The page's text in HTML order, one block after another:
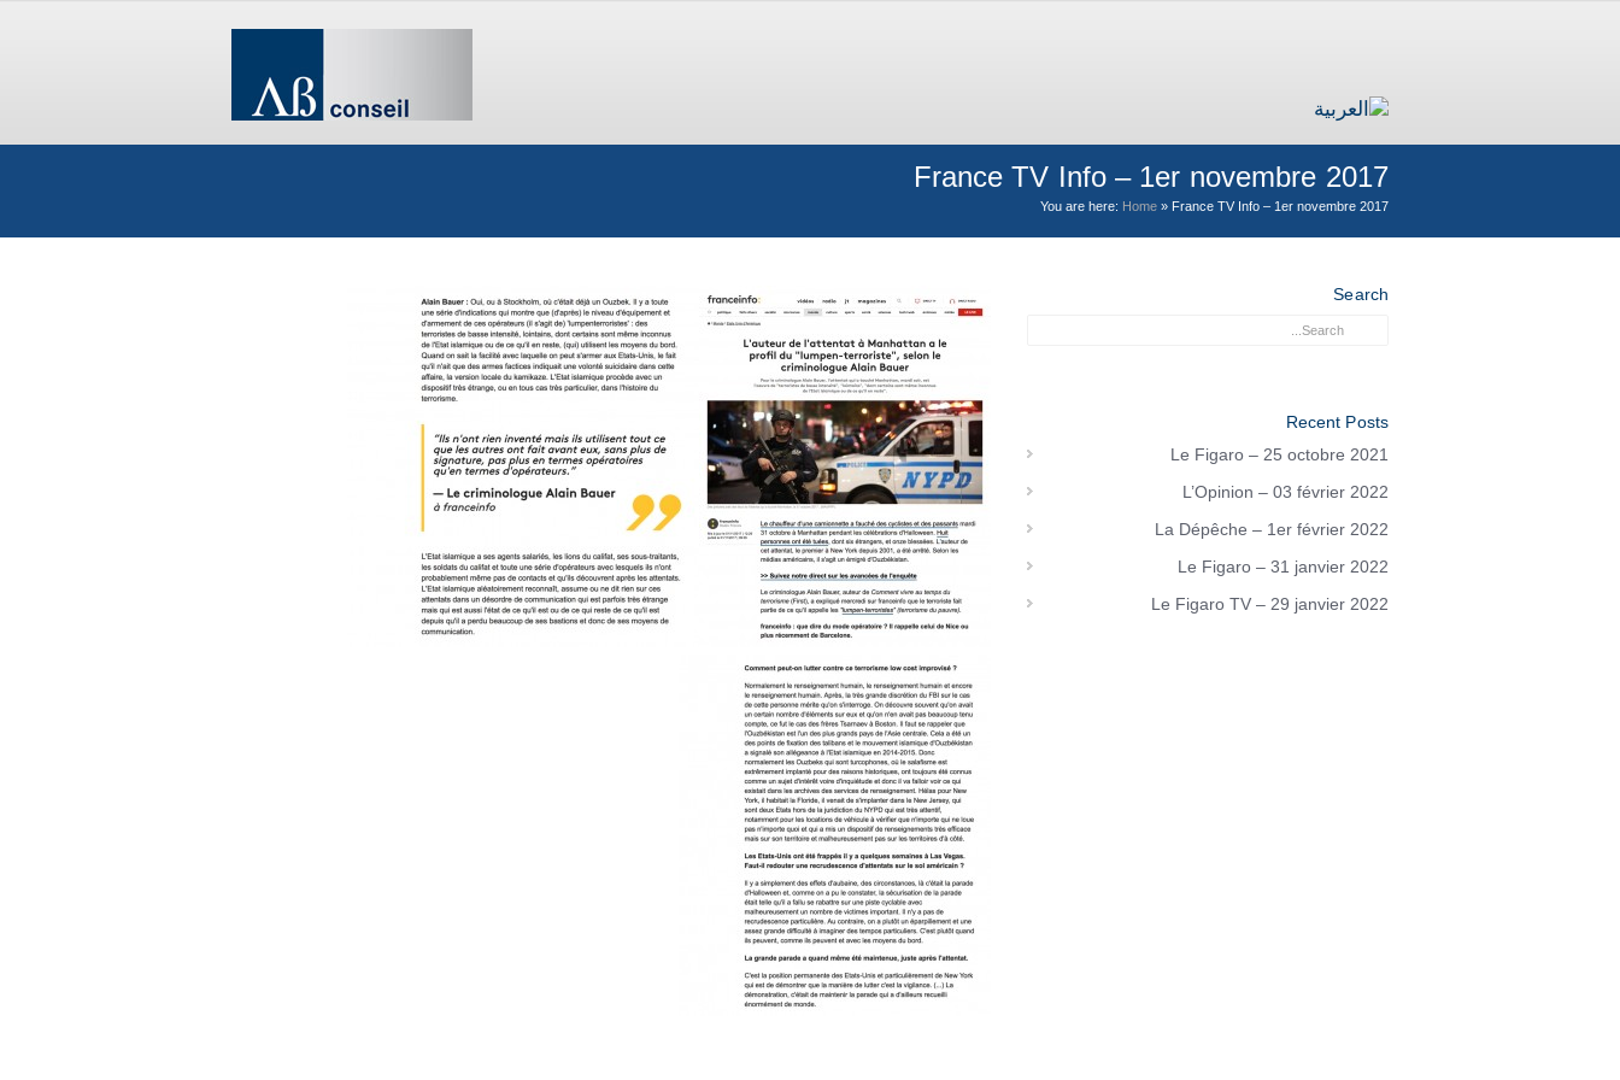
France TV Info – 1er novembre 2017
You are here: Home » France TV Info – 1er novembre 2017
Search
Recent Posts
Le Figaro – 25 octobre 2021
L’Opinion – 03 février 2022
La Dépêche – 1er février 2022
Le Figaro – 31 janvier 2022
Le Figaro TV – 29 janvier 2022